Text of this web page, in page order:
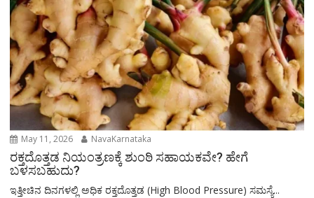
May 11, 2026 NavaKarnataka
ರಕ್ತದೊತ್ತಡ ನಿಯಂತ್ರಣಕ್ಕೆ ಶುಂಠಿ ಸಹಾಯಕವೇ? ಹೇಗೆ
ಬಳಸಬಹುದು?
ಇತ್ತೀಚಿನ ದಿನಗಳಲ್ಲಿ ಅಧಿಕ ರಕ್ತದೊತ್ತಡ (High Blood Pressure) ಸಮಸ್ಯೆ...